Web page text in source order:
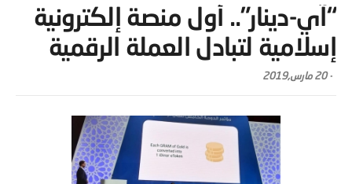
“آي-دينار”.. أول منصة إلكترونية
إسلامية لتبادل العملة الرقمية
-20 مارس,2019